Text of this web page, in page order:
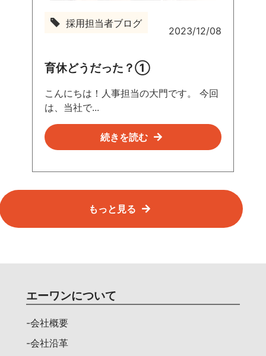
担
当
者
ブ
グ
採用担当者ブログ
2023/12/08
育休どうだった？①
こんにちは！人事担当の大門です。 今回
は、当社で...
続きを読む
もっと見る
エーワンについて
-会社概要
-会社沿革